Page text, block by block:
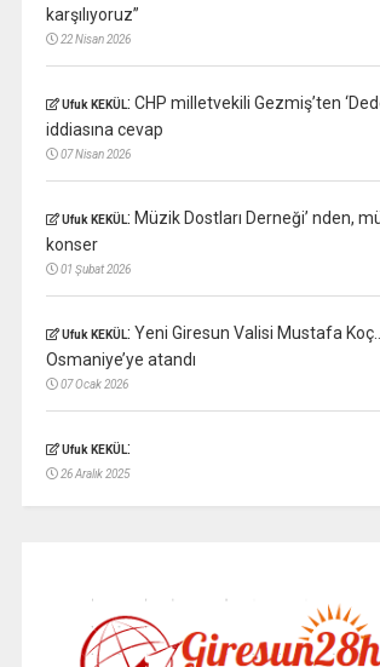
karşılıyoruz”
22 Nisan 2026
Ufuk KEKÜL: CHP milletvekili Gezmiş’ten
iddiasına cevap
07 Nisan 2026
Ufuk KEKÜL: Müzik Dostları Derneği’ nden,
konser
01 Şubat 2026
Ufuk KEKÜL: Yeni Giresun Valisi Mustafa
Osmaniye’ye atandı
07 Ocak 2026
Ufuk KEKÜL:
26 Aralık 2025